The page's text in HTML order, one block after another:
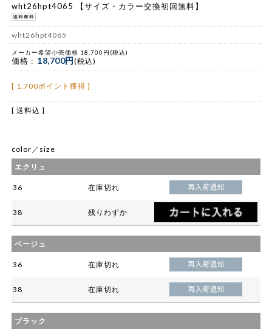
wht26hpt4065 【サイズ・カラー交換初回無料】
wht26hpt4065
メーカー希望小売価格 18,700円(税込)
価格 : 18,700円(税込)
[ 1,700ポイント獲得 ]
[ 送料込 ]
color／size
エクリュ
36 在庫切れ
38 残りわずか
ベージュ
36 在庫切れ
38 在庫切れ
ブラック